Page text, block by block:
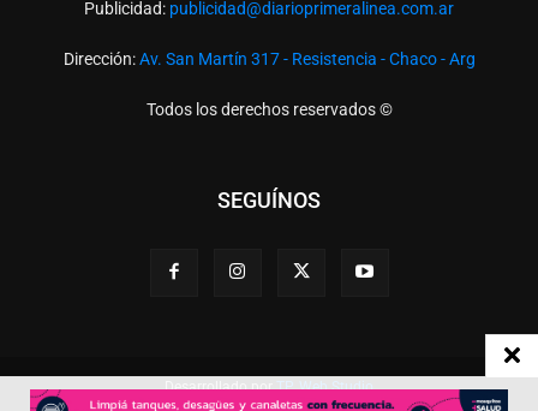
Publicidad: publicidad@diarioprimeralinea.com.ar
Dirección:Av. San Martín 317 - Resistencia - Chaco - Arg
Todos los derechos reservados ©
SEGUÍNOS
Desarrollado porTP. Web Studio